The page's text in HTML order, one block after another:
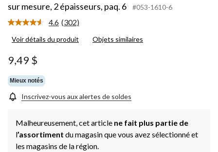
sur mesure, 2 épaisseurs, paq. 6
#053-1610-6
4.6 Lire
302
(302)
Voir détails du produit Objets similaires
9,49 $
Mieux notés
Inscrivez-vous aux alertes de soldes
Malheureusement, cet article ne fait plus partie de
l’assortiment du magasin que vous avez sélectionné et
les magasins de la région.